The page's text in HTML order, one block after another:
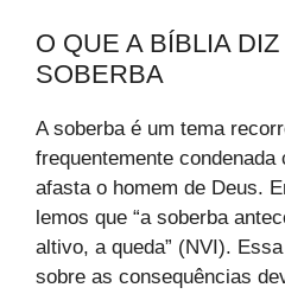
O QUE A BÍBLIA
SOBERBA
A soberba é um tema
frequentemente condenada
afasta o homem de Deus.
lemos que “a soberba
altivo, a queda” (NVI).
sobre as consequências